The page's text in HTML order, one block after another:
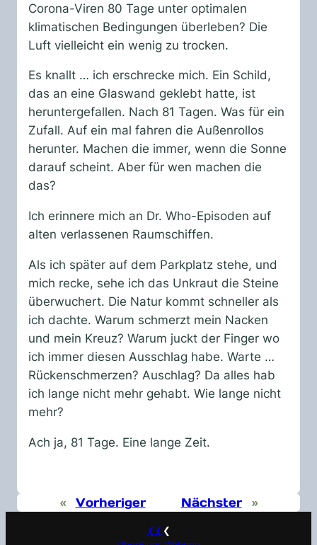
Corona-Viren 80 Tage unter optimalen
klimatischen Bedingungen überleben? Die
Luft vielleicht ein wenig zu trocken.
Es knallt … ich erschrecke mich. Ein Schild,
das an eine Glaswand geklebt hatte, ist
heruntergefallen. Nach 81 Tagen. Was für ein
Zufall. Auf ein mal fahren die Außenrollos
herunter. Machen die immer, wenn die Sonne
darauf scheint. Aber für wen machen die
das?
Ich erinnere mich an Dr. Who-Episoden auf
alten verlassenen Raumschiffen.
Als ich später auf dem Parkplatz stehe, und
mich recke, sehe ich das Unkraut die Steine
überwuchert. Die Natur kommt schneller als
ich dachte. Warum schmerzt mein Nacken
und mein Kreuz? Warum juckt der Finger wo
ich immer diesen Ausschlag habe. Warte …
Rückenschmerzen? Auschlag? Da alles hab
ich lange nicht mehr gehabt. Wie lange nicht
mehr?
Ach ja, 81 Tage. Eine lange Zeit.
« Vorheriger Nächster »
❮❮ ❮